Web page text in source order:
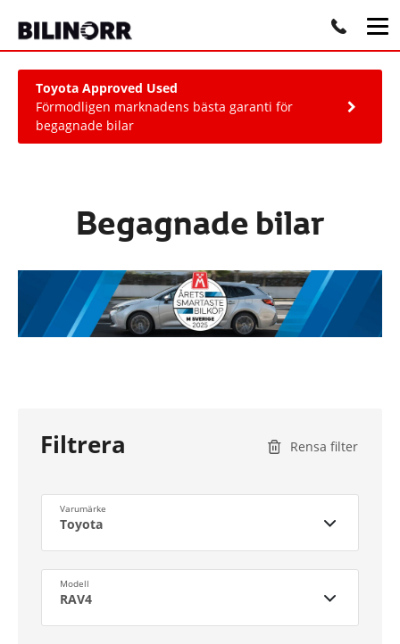
Begagnade bilar
Toyota Approved Used
Förmodligen marknadens bästa garanti för
begagnade bilar
Filtrera Rensa filter
Varumärke
Toyota
Modell
RAV4